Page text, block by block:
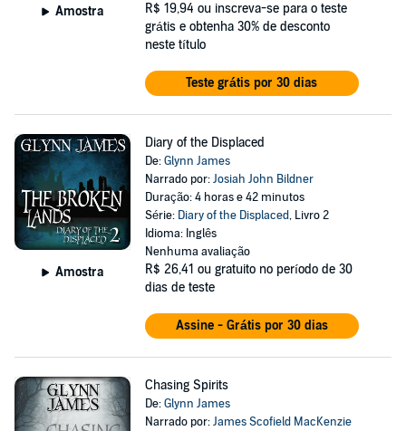
Amostra R$ 19,94 ou inscreva-se para o teste
grátis e obtenha 30% de desconto
neste título
Teste grátis por 30 dias
Amostra
Diary of the Displaced
De:Glynn James
Narrado por:Josiah John Bildner
Duração: 4 horas e 42 minutos
Série: Diary of the Displaced, Livro 2
Idioma: Inglês
Nenhuma avaliação
R$ 26,41 ou gratuito no período de 30
dias de teste
Assine - Grátis por 30 dias
Chasing Spirits
De:Glynn James
Narrado por:James Scofield MacKenzie